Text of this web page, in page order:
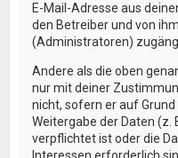
E-Mail-Adresse aus
den Betreiber und von
(Administratoren)
Andere als die oben
nur mit deiner
nicht, sofern er auf
Weitergabe der Daten
verpflichtet ist oder die